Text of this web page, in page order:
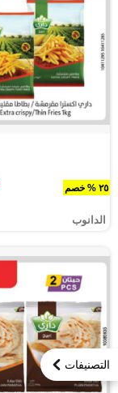
التصنيفات
٢٥ % خصم
الدانوب